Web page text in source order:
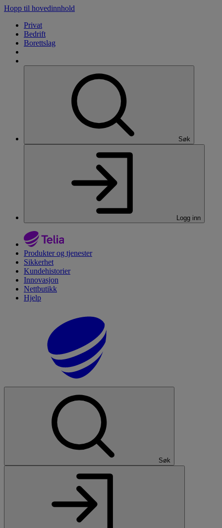
Hopp til hovedinnhold
Privat
Bedrift
Borettslag
Søk
Logg inn
Produkter og tjenester
Sikkerhet
Kundehistorier
Innovasjon
Nettbutikk
Hjelp
Søk